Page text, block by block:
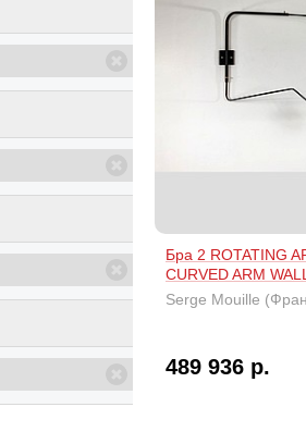
Бра 2 ROTATING
CURVED ARM
Serge Mouille
489 936 р.